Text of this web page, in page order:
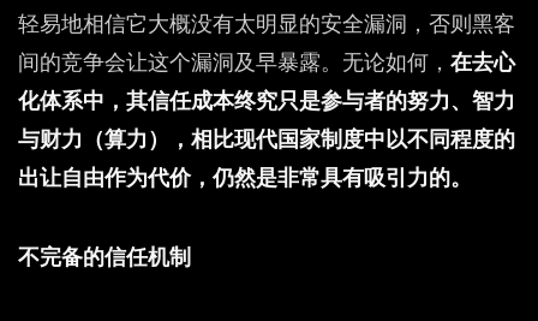
轻易地相信它大概没有太明显的安全漏洞，否则黑客
间的竞争会让这个漏洞及早暴露。无论如何， 在去心
化体系中，其信任成本终究只是参与者的努力、智力
与财力（算力），相比现代国家制度中以不同程度的
出让自由作为代价，仍然是非常具有吸引力的。
不完备的信任机制